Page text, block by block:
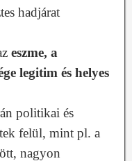
hadjárat
eszme, a
legitim és helyes
politikai és
felül, mint pl. a
nagyon